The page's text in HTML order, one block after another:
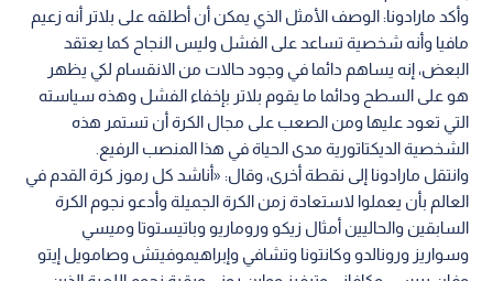
وأكد مارادونا: الوصف الأمثل الذي يمكن أن أطلقه على بلاتر أنه زعيم
مافيا وأنه شخصية تساعد على الفشل وليس النجاح كما يعتقد
البعض، إنه يساهم دائما في وجود حالات من الانقسام لكي يظهر
هو على السطح ودائما ما يقوم بلاتر بإخفاء الفشل وهذه سياسته
التي تعود عليها ومن الصعب على مجال الكرة أن تستمر هذه
الشخصية الديكتاتورية مدى الحياة في هذا المنصب الرفيع.
وانتقل مارادونا إلى نقطة أخرى، وقال: «أناشد كل رموز كرة القدم في
العالم بأن يعملوا لاستعادة زمن الكرة الجميلة وأدعو نجوم الكرة
السابقين والحاليين أمثال زيكو وروماريو وباتيستوتا وميسي
وسواريز ورونالدو وكانتونا وتشافي وإبراهيموفيتش وصامويل إيتو